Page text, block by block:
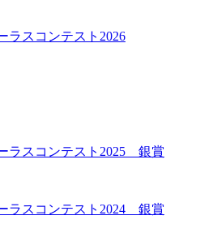
ラスコンテスト2026
ラスコンテスト2025 銀賞
ラスコンテスト2024 銀賞